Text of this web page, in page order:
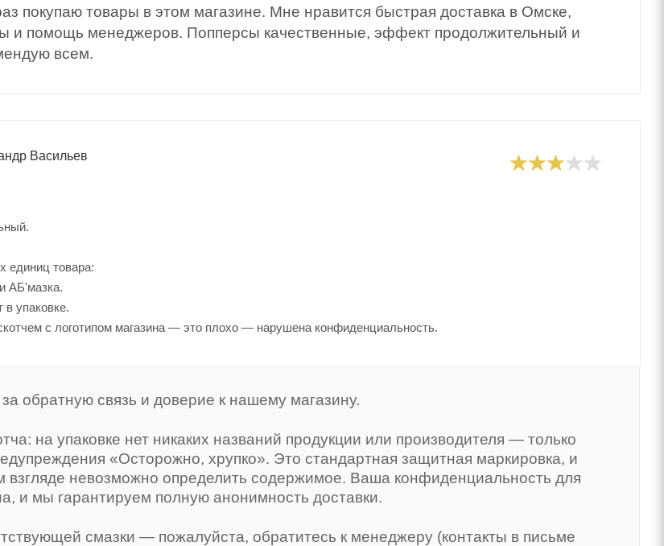
покупаю товары в этом магазине. Мне нравится быстрая доставка в Омске,
и помощь менеджеров. Попперсы качественные, эффект продолжительный и
всем.
Васильев
единиц товара:
АБ'мазка.
в упаковке.
с логотипом магазина — это плохо — нарушена конфиденциальность.
обратную связь и доверие к нашему магазину.
на упаковке нет никаких названий продукции или производителя — только
«Осторожно, хрупко». Это стандартная защитная маркировка, и
взгляде невозможно определить содержимое. Ваша конфиденциальность для
и мы гарантируем полную анонимность доставки.
смазки — пожалуйста, обратитесь к менеджеру (контакты в письме